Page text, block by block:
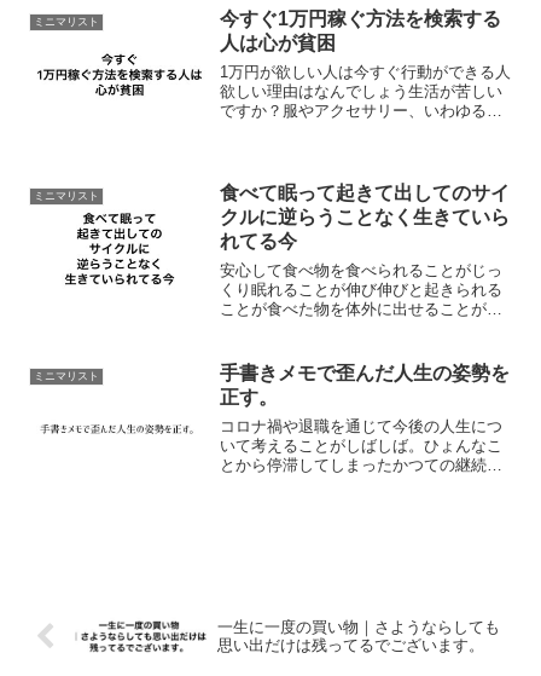
間関係もなくなり、...
ミニマリスト
今すぐ1万円稼ぐ方法を検索する
人は心が貧困
1万円が欲しい人は今すぐ行動ができる人
欲しい理由はなんでしょう生活が苦しい
ですか？服やアクセサリー、いわゆる生
果たして必要なのは本当...
ミニマリスト
食べて眠って起きて出してのサイ
クルに逆らうことなく生きていら
れてる今
安心して食べ物を食べられることがじっ
くり眠れることが伸び伸びと起きられる
ことが食べた物を体外に出せることがで
られる１つの形でしかなくてとは逆に環
境さえ違えば天と地の差が...
ミニマリスト
手書きメモで歪んだ人生の姿勢を
正す。
コロナ禍や退職を通じて今後の人生につ
いて考えることがしばしば。ひょんなこ
とから停滞してしまったかつての継続行
一生に一度の買い物｜さようならしても
思い出だけは残ってるでございます。